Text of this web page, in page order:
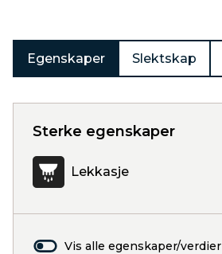
Egenskaper Slektskap
Sterke egenskaper
Lekkasje
Vis alle egenskaper/verdier